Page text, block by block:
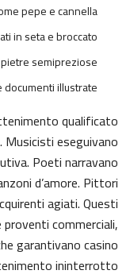
pepe e cannella
in seta e broccato
semipreziose
documenti illustrate
qualificato
Musicisti eseguivano
Poeti narravano
d’amore. Pittori
agiati. Questi
commerciali,
garantivano casino
ininterrotto.